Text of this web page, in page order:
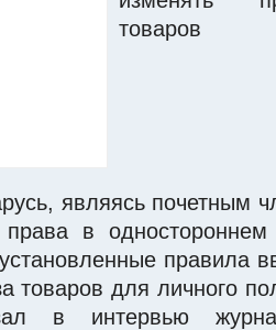
являясь почетным
в одностороннем
правила
товаров для личного
в интервью